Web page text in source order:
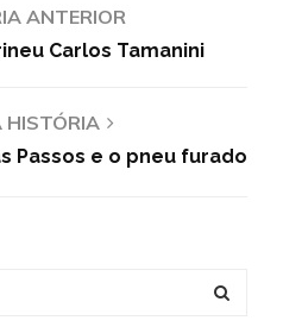
ANTERIOR
Carlos Tamanini
HISTÓRIA
Passos e o pneu furado